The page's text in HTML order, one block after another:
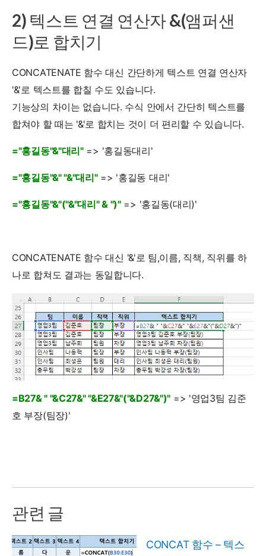
2) 텍스트 연결 연산자 &(앰퍼샌
드)로 합치기
CONCATENATE 함수 대신 간단하게 텍스트 연결 연산자
'&'로 텍스트를 합칠 수도 있습니다.
기능상의 차이는 없습니다. 수식 안에서 간단히 텍스트를
합쳐야 할 때는 '&'로 합치는 것이 더 편리할 수 있습니다.
="홍길동"&"대리"=> '홍길동대리'
="홍길동"&" "&"대리" => '홍길동 대리'
="홍길동"&"("&"대리" & ")"=> '홍길동(대리)'
CONCATENATE 함수 대신 '&'로 팀,이름, 직책, 직위를 하
나로 합쳐도 결과는 동일합니다.
=B27& " "&C27&" "&E27&"("&D27&")" => '영업3팀 김준
호 부장(팀장)'
관련 글
CONCAT 함수 – 텍스